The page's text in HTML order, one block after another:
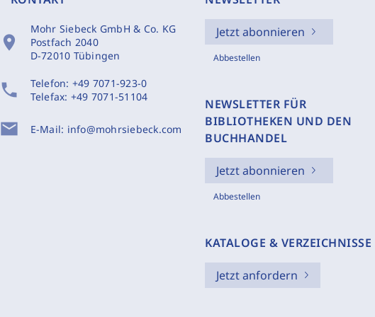
location_on
Mohr Siebeck GmbH & Co. KG
Postfach 2040
D-72010 Tübingen
phone Telefon: +49 7071-923-0
Telefax: +49 7071-51104
mail E-Mail: info@mohrsiebeck.com
Jetzt abonnieren
Abbestellen
NEWSLETTER FÜR
BIBLIOTHEKEN UND DEN
BUCHHANDEL
Jetzt abonnieren
Abbestellen
KATALOGE & VERZEICHNISSE
Jetzt anfordern